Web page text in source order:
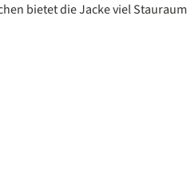
bietet die Jacke viel Stauraum